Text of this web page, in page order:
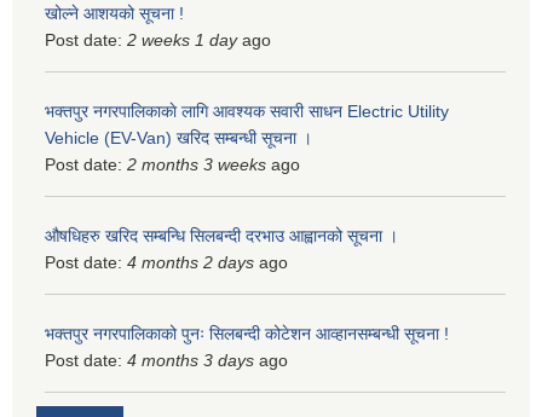
खोल्ने आशयको सूचना !
Post date: 2 weeks 1 dayago
भक्तपुर नगरपालिकाकाे लागि आवश्यक सवारी साधन Electric Utility
Vehicle (EV-Van) खरिद सम्बन्धी सूचना ।
Post date: 2 months 3 weeks ago
औषधिहरु खरिद सम्बन्धि सिलबन्दी दरभाउ आह्वानको सूचना ।
Post date: 4 months 2 days ago
भक्तपुर नगरपालिकाको पुनः सिलबन्दी कोटेशन आव्हानसम्बन्धी सूचना !
Post date: 4 months 3 days ago